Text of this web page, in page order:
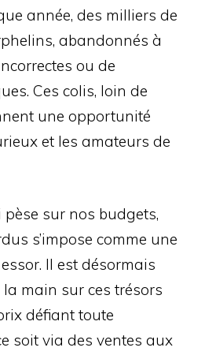
année, des milliers de
abandonnés à
ou de
Ces colis, loin de
une opportunité
et les amateurs de
sur nos budgets,
s’impose comme une
Il est désormais
main sur ces trésors
défiant toute
soit via des ventes aux